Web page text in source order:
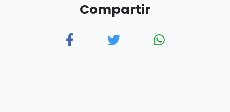
Compartir